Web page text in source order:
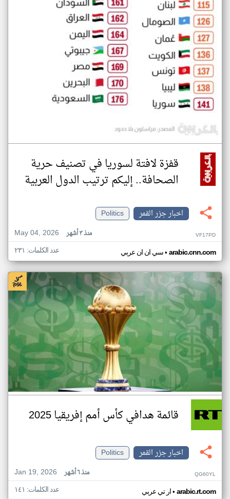
قفزة لافتة لسوريا في تصنيف حرية
الصحافة.. إليكم ترتيب الدول العربية
اخبار جزر القمر
Politics
May 04, 2026
منذ ٣ أشهر VF17PD
سي ان ان عربي• arabic.cnn.com عدد الكلمات: ٢٣١
قائمة هدافي كأس أمم إفريقيا 2025
اخبار جزر القمر
Politics
Jan 19, 2026
منذ ٦ أشهر QG60YL
ار تي عربي• arabic.rt.com عدد الكلمات: ١٤١